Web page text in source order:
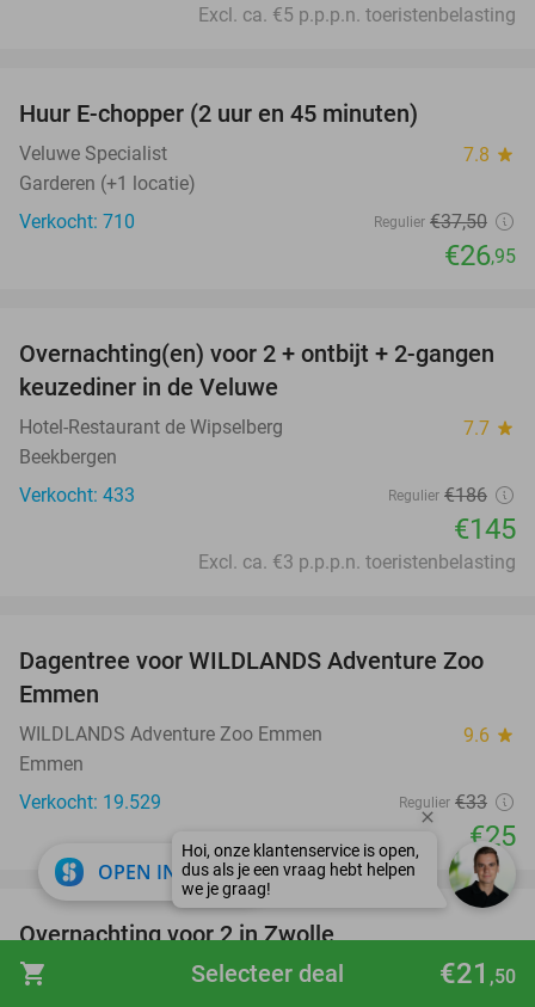
shopping_cart €21 ,50
Selecteer deal
Excl. ca. €5 p.p.p.n. toeristenbelasting
Huur E-chopper (2 uur en 45 minuten)
Veluwe Specialist 7.8 star
Garderen (+1 locatie)
Verkocht: 710
Regulier €37,50
€26,95
22%
Overnachting(en) voor 2 + ontbijt + 2-gangen
keuzediner in de Veluwe
Hotel-Restaurant de Wipselberg 7.7 star
Beekbergen
Verkocht: 433
Regulier €186
€145
Excl. ca. €3 p.p.p.n. toeristenbelasting
24%
Dagentree voor WILDLANDS Adventure Zoo
Emmen
WILDLANDS Adventure Zoo Emmen 9.6 star
Emmen
Verkocht: 19.529
Regulier €33
€25
favorite_border
Overnachting voor 2 in Zwolle
Hotel & Restaurant Infinity 9.5 star
OPEN IN APP close